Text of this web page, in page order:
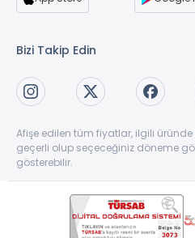
Bizi Takip Edin
Afişe edilen tüm fiyatlar, ilgili
geçerli olup seçeceğiniz döneme
gösterebilir.